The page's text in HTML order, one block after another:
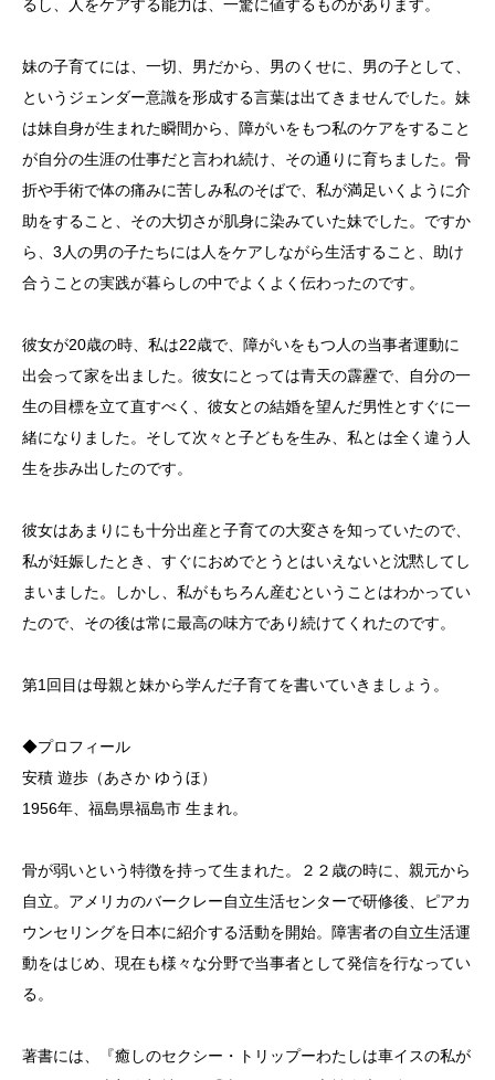
るし、人をケアする能力は、一驚に値するものがあります。
妹の子育てには、一切、男だから、男のくせに、男の子として、
というジェンダー意識を形成する言葉は出てきませんでした。妹
は妹自身が生まれた瞬間から、障がいをもつ私のケアをすること
が自分の生涯の仕事だと言われ続け、その通りに育ちました。骨
折や手術で体の痛みに苦しみ私のそばで、私が満足いくように介
助をすること、その大切さが肌身に染みていた妹でした。ですか
ら、3人の男の子たちには人をケアしながら生活すること、助け
合うことの実践が暮らしの中でよくよく伝わったのです。
彼女が20歳の時、私は22歳で、障がいをもつ人の当事者運動に
出会って家を出ました。彼女にとっては青天の霹靂で、自分の一
生の目標を立て直すべく、彼女との結婚を望んだ男性とすぐに一
緒になりました。そして次々と子どもを生み、私とは全く違う人
生を歩み出したのです。
彼女はあまりにも十分出産と子育ての大変さを知っていたので、
私が妊娠したとき、すぐにおめでとうとはいえないと沈黙してし
まいました。しかし、私がもちろん産むということはわかってい
たので、その後は常に最高の味方であり続けてくれたのです。
第1回目は母親と妹から学んだ子育てを書いていきましょう。
◆プロフィール
安積 遊歩（あさか ゆうほ）
1956年、福島県福島市 生まれ。
骨が弱いという特徴を持って生まれた。２２歳の時に、親元から
自立。アメリカのバークレー自立生活センターで研修後、ピアカ
ウンセリングを日本に紹介する活動を開始。障害者の自立生活運
動をはじめ、現在も様々な分野で当事者として発信を行なってい
る。
著書には、『癒しのセクシー・トリップーわたしは車イスの私が